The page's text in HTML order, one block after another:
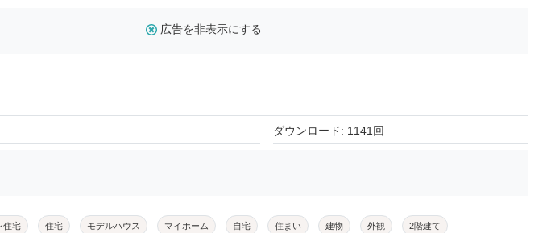
広告を非表示にする
ダウンロード: 1141回
住宅 住宅 モデルハウス マイホーム 自宅 住まい 建物 外観 2階建て